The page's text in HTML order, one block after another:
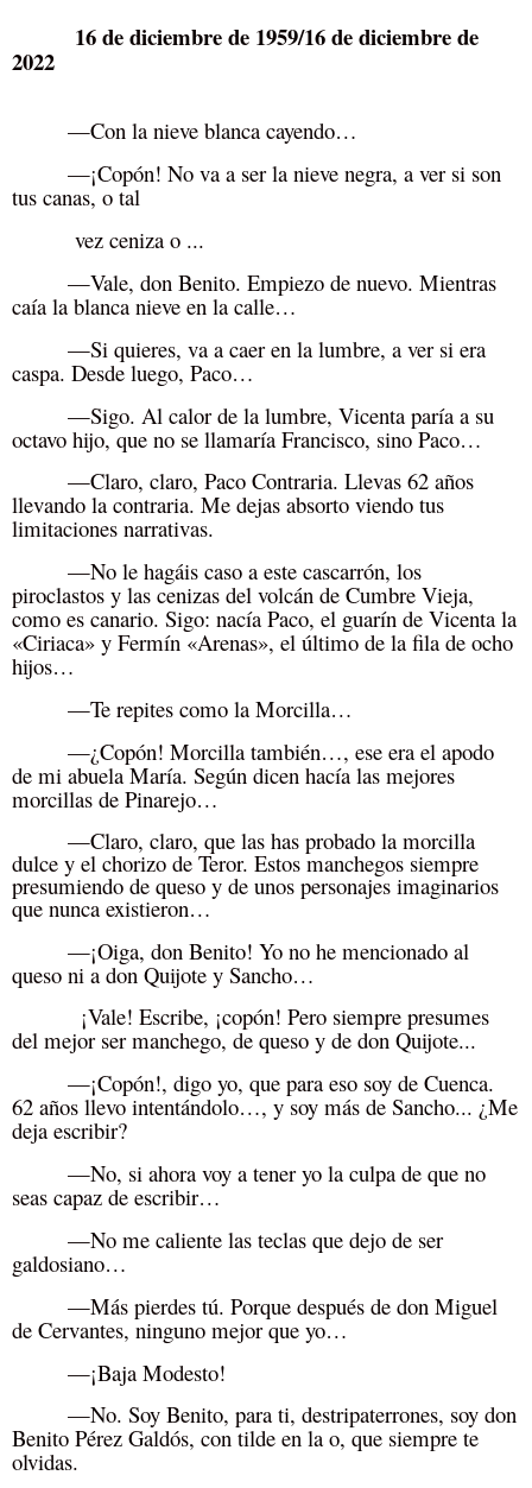
16 de diciembre de 1959/16 de diciembre de
2022
—Con la nieve blanca cayendo…
—¡Copón! No va a ser la nieve negra, a ver si son
tus canas, o tal
vez ceniza o ...
—Vale, don Benito. Empiezo de nuevo. Mientras
caía la blanca nieve en la calle…
—Si quieres, va a caer en la lumbre, a ver si era
caspa. Desde luego, Paco…
—Sigo. Al calor de la lumbre, Vicenta paría a su
octavo hijo, que no se llamaría Francisco, sino Paco…
—Claro, claro, Paco Contraria. Llevas 62 años
llevando la contraria. Me dejas absorto viendo tus
limitaciones narrativas.
—No le hagáis caso a este cascarrón, los
piroclastos y las cenizas del volcán de Cumbre Vieja,
como es canario. Sigo: nacía Paco, el guarín de Vicenta la
«Ciriaca» y Fermín «Arenas», el último de la fila de ocho
hijos…
—Te repites como la Morcilla…
—¿Copón! Morcilla también…, ese era el apodo
de mi abuela María. Según dicen hacía las mejores
morcillas de Pinarejo…
—Claro, claro, quelas has probado la morcilla
dulce y el chorizo de Teror. Estos manchegos siempre
presumiendo de queso y de unos personajes imaginarios
que nunca existieron…
—¡Oiga, don Benito! Yo no he mencionado al
queso ni a don Quijote y Sancho…
¡Vale! Escribe, ¡copón! Pero siempre presumes
del mejor ser manchego, de queso y de don Quijote...
—¡Copón!, digo yo, que para eso soy de Cuenca.
62 años llevo intentándolo…, y soy más de Sancho... ¿Me
deja escribir?
—No, si ahora voy a tener yo la culpa de que no
seas capaz de escribir…
—No me caliente las teclas que dejo de ser
galdosiano…
—Más pierdes tú. Porque después de don Miguel
de Cervantes, ninguno mejor que yo…
—¡Baja Modesto!
—No. Soy Benito, para ti, destripaterrones, soy don
Benito Pérez Galdós, con tilde en la o, que siempre te
olvidas.